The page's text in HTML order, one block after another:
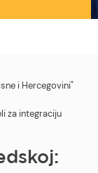
i Hercegovini"
za integraciju